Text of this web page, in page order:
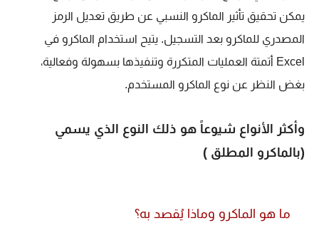
يمكن تحقيق تأثير الماكرو النسبي عن طريق تعديل الرمز
المصدري للماكرو بعد التسجيل. يتيح استخدام الماكرو في
Excel أتمتة العمليات المتكررة وتنفيذها بسهولة وفعالية،
بغض النظر عن نوع الماكرو المستخدم.
وأكثر الأنواع شيوعاً هو ذلك النوع الذي يسمي
(بالماكرو المطلق )
ما هو الماكرو وماذا يُقصد به؟